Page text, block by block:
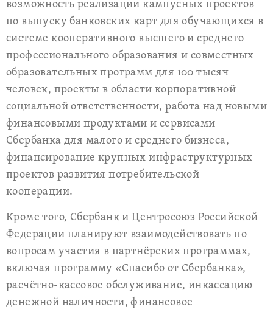
возможность реализации кампусных проектов
по выпуску банковских карт для обучающихся в
системе кооперативного высшего и среднего
профессионального образования и совместных
образовательных программ для 100 тысяч
человек, проекты в области корпоративной
социальной ответственности, работа над новыми
финансовыми продуктами и сервисами
Сбербанка для малого и среднего бизнеса,
финансирование крупных инфраструктурных
проектов развития потребительской
кооперации.
Кроме того, Сбербанк и Центросоюз Российской
Федерации планируют взаимодействовать по
вопросам участия в партнёрских программах,
включая программу «Спасибо от Сбербанка»,
расчётно-кассовое обслуживание, инкассацию
денежной наличности, финансовое